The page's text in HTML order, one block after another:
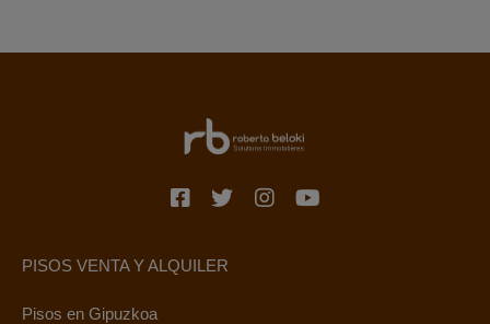
PISOS VENTA Y ALQUILER
Pisos en Gipuzkoa